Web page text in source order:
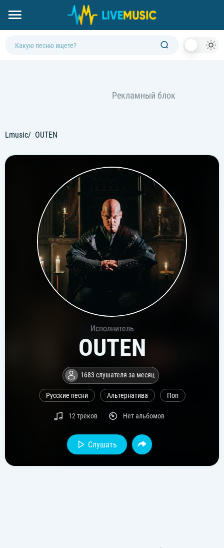
Lmusic OUTEN
Исполнитель
OUTEN
1683 слушателя за месяц
Русские песни Альтернатива Поп
12 треков Нет альбомов
Слушать